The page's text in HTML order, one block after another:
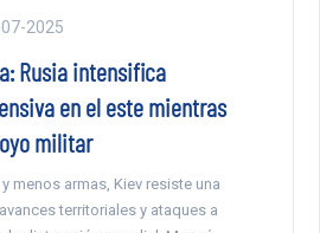
2025
Rusia intensifica
en el este mientras
militar
menos armas, Kiev resiste una
territoriales y ataques a